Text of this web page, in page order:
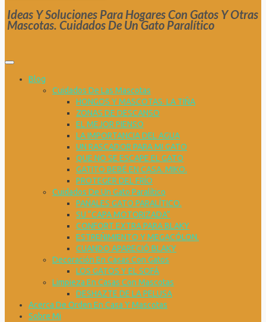
Ideas Y Soluciones Para Hogares Con Gatos Y Otras
Mascotas. Cuidados De Un Gato Paralítico
Blog
Cuidados De Las Mascotas
HONGOS Y MASCOTAS. LA TIÑA
ZONAS DE DESCANSO
EL MEJOR PIENSO
LA IMPORTANCIA DEL AGUA
UN RASCADOR PARA MI GATO
QUE NO SE ESCAPE EL GATO
GATITO BEBÉ EN CASA. MIKO.
PROTEGER DEL FRÍO
Cuidados De Un Gato Paralítico
PAÑALES GATO PARALÍTICO.
SU “CAPA MOTORIZADA”
CONFORT EXTRA PARA BLAKY
ESTREÑIMIENTO Y MEGACÓLON.
CUANDO APARECIÓ BLAKY
Decoración En Casas Con Gatos
LOS GATOS Y EL SOFÁ
Limpieza En Casas Con Mascotas
DESHAZTE DE LA PELUSA
Acerca De Orden En Casa Y Mascotas
Sobre Mi